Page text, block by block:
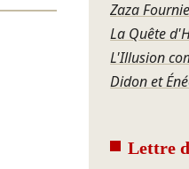
Zaza
La Quête
L'Illusion
Didon et
Lettre